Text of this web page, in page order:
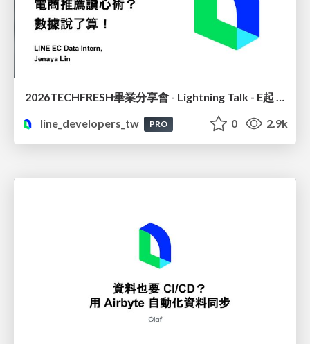
2026TECHFRESH畢業分享會 - Lightning Talk - E起 See See : 電商推薦讀心術? 數據說了算
line_developers_tw
PRO 0 2.9k